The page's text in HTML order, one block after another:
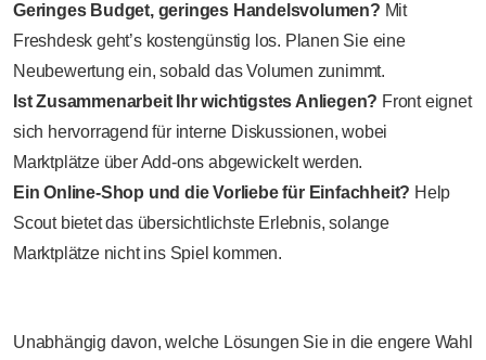
Geringes Budget, geringes Handelsvolumen? Mit
Freshdesk geht’s kostengünstig los. Planen Sie eine
Neubewertung ein, sobald das Volumen zunimmt.
Ist Zusammenarbeit Ihr wichtigstes Anliegen? Front eignet
sich hervorragend für interne Diskussionen, wobei
Marktplätze über Add-ons abgewickelt werden.
Ein Online-Shop und die Vorliebe für Einfachheit? Help
Scout bietet das übersichtlichste Erlebnis, solange
Marktplätze nicht ins Spiel kommen.
Unabhängig davon, welche Lösungen Sie in die engere Wahl